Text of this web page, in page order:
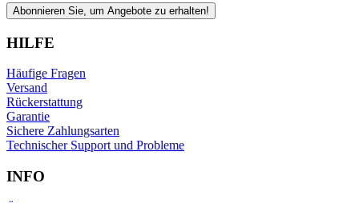
Abonnieren Sie, um Angebote zu erhalten!
HILFE
Häufige Fragen
Versand
Rückerstattung
Garantie
Sichere Zahlungsarten
Technischer Support und Probleme
INFO